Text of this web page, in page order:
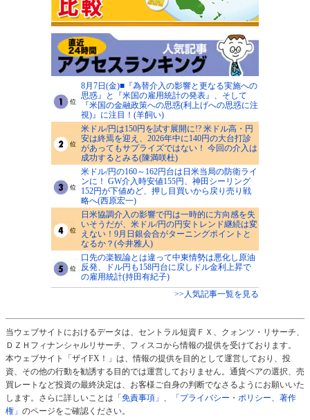
8月7日(金)■『為替介入の影響と更なる実施への
思惑』と『米国の雇用統計の発表』、そして
『米国の金融政策への思惑(利上げへの思惑に注
視)』に注目！(羊飼い)
米ドル/円は150円を試す展開に!? 米ドル高・円
安は終焉を迎え、2026年中に140円の大台打診
があってもサプライズではない！ 今回の介入は
成功するとみる(陳満咲杜)
米ドル/円の160～162円台は日米当局の防衛ライ
ンに！ GW介入時安値155円、神田シーリング
152円が下値めど、押し目買いから戻り売り戦
略へ(西原宏一)
日米協調介入の影響で円は一時的に方向感を失
いそうだが、米ドル/円の円安トレンド継続は変
えない！9月日銀会合がターニングポイントと
なるか？(今井雅人)
口先の楽観論とは違って中東情勢は悪化し原油
反発、ドル円も158円台に戻しドル金利上昇で
の雇用統計(持田有紀子)
>>人気記事一覧を見る
当ウェブサイトにおけるデータは、セントラル短資ＦＸ、クォンツ・リサーチ、
ＤＺＨフィナンシャルリサーチ、フィスコから情報の提供を受けております。
本ウェブサイト「ザイFX！」は、情報の提供を目的として運営しており、投
資、その他の行動を勧誘する目的では運営しておりません。通貨ペアの選択、売
買レートなど投資の最終決定は、お客様ご自身の判断でなさるようにお願いいた
します。さらに詳しいことは 「免責事項」
「プライバシー・ポリシー、著作
権」 のページをご確認ください。